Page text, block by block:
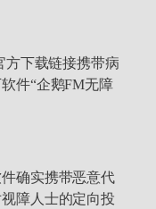
方下载链接携带病
件“企鹅FM无障
确实携带恶意代
障人士的定向投